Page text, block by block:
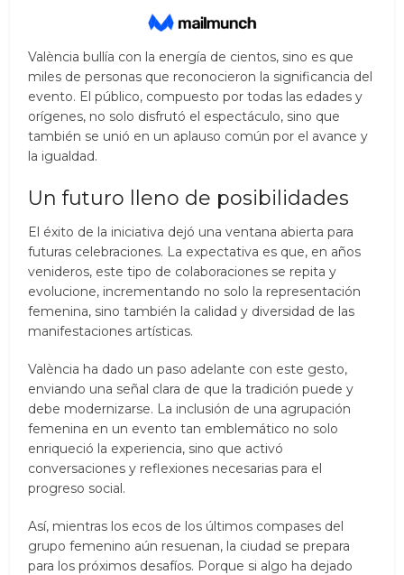
València bullía con la energía de cientos, sino es que
miles de personas que reconocieron la significancia del
evento. El público, compuesto por todas las edades y
orígenes, no solo disfrutó el espectáculo, sino que
también se unió en un aplauso común por el avance y
la igualdad.
Un futuro lleno de posibilidades
El éxito de la iniciativa dejó una ventana abierta para
futuras celebraciones. La expectativa es que, en años
venideros, este tipo de colaboraciones se repita y
evolucione, incrementando no solo la representación
femenina, sino también la calidad y diversidad de las
manifestaciones artísticas.
València ha dado un paso adelante con este gesto,
enviando una señal clara de que la tradición puede y
debe modernizarse. La inclusión de una agrupación
femenina en un evento tan emblemático no solo
enriqueció la experiencia, sino que activó
conversaciones y reflexiones necesarias para el
progreso social.
Así, mientras los ecos de los últimos compases del
grupo femenino aún resuenan, la ciudad se prepara
para los próximos desafíos. Porque si algo ha dejado